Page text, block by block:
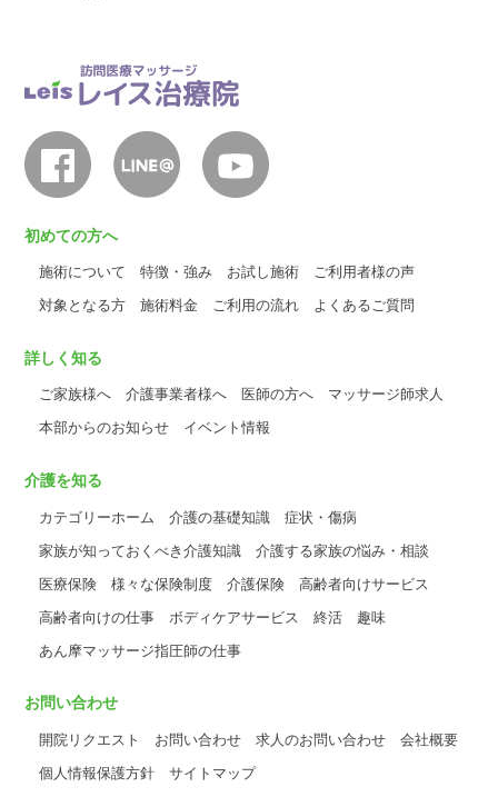
初めての方へ
施術について 特徴・強み お試し施術
ご利用者様の声
対象となる方
施術料金 ご利用の流れ よくあるご質問
詳しく知る
ご家族様へ 介護事業者様へ 医師の方へ
マッサージ師求人
本部からのお知らせ
イベント情報
介護を知る
カテゴリーホーム 介護の基礎知識
症状・傷病
家族が知っておくべき介護知識
介護する家族の悩み・相談
医療保険
様々な保険制度 介護保険
高齢者向けサービス
高齢者向けの仕事
ボディケアサービス 終活
趣味
あん摩マッサージ指圧師の仕事
お問い合わせ
開院リクエスト お問い合わせ 求人のお問い合わせ
会社概要
個人情報保護方針
サイトマップ